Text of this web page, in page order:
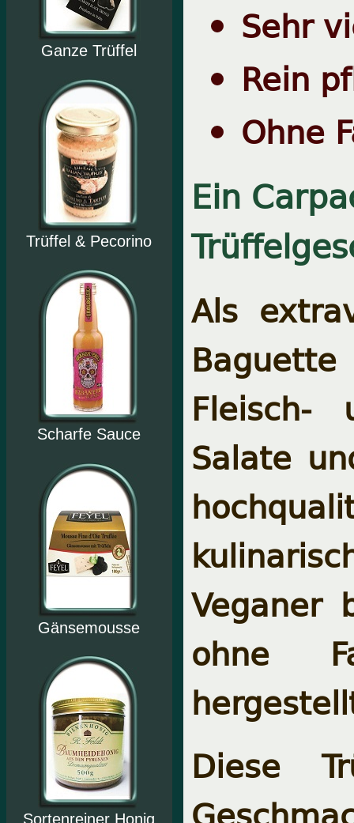
Ganze Trüffel
Trüffel & Pecorino
Scharfe Sauce
Gänsemousse
Sortenreiner Honig
Sehr
Rein
Ohne
Ein
Als
Fleisch-
Salate
Veganer
ohne
Diese